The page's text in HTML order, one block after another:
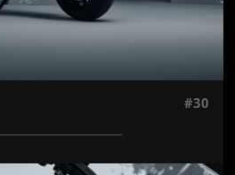
#30